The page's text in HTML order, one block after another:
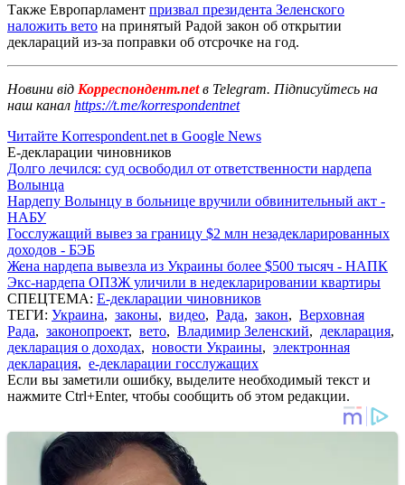
Также Европарламент призвал президента Зеленского
наложить вето на принятый Радой закон об открытии
деклараций из-за поправки об отсрочке на год.
Новини від Корреспондент.netв Telegram. Підписуйтесь на
наш канал https://t.me/korrespondentnet
Читайте Korrespondent.net в Google News
Е-декларации чиновников
Долго лечился: суд освободил от ответственности нардепа
Волынца
Нардепу Волынцу в больнице вручили обвинительный акт -
НАБУ
Госслужащий вывез за границу $2 млн незадекларированных
доходов - БЭБ
Жена нардепа вывезла из Украины более $500 тысяч - НАПК
Экс-нардепа ОПЗЖ уличили в недекларировании квартиры
СПЕЦТЕМА: Е-декларации чиновников
ТЕГИ: Украина, законы, видео, Рада, закон, Верховная
Рада, законопроект, вето, Владимир Зеленский, декларация,
декларация о доходах, новости Украины, электронная
декларация, е-декларации госслужащих
Если вы заметили ошибку, выделите необходимый текст и
нажмите Ctrl+Enter, чтобы сообщить об этом редакции.